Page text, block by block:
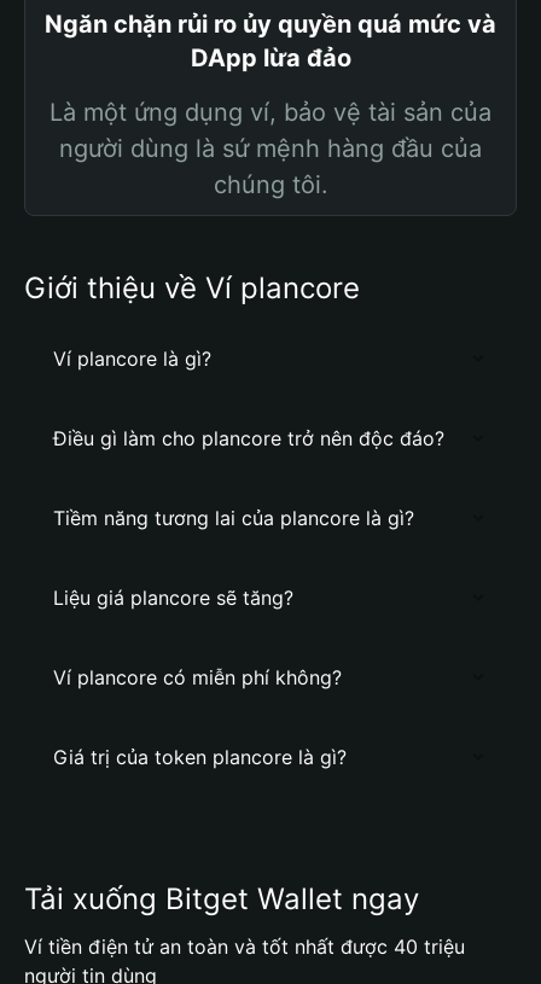
Ngăn chặn rủi ro ủy quyền quá mức và
DApp lừa đảo
Là một ứng dụng ví, bảo vệ tài sản của
người dùng là sứ mệnh hàng đầu của
chúng tôi.
Giới thiệu về Ví plancore
Ví plancore là gì?
Điều gì làm cho plancore trở nên độc đáo?
Tiềm năng tương lai của plancore là gì?
Liệu giá plancore sẽ tăng?
Ví plancore có miễn phí không?
Giá trị của token plancore là gì?
Tải xuống Bitget Wallet ngay
Ví tiền điện tử an toàn và tốt nhất được 40 triệu
người tin dùng